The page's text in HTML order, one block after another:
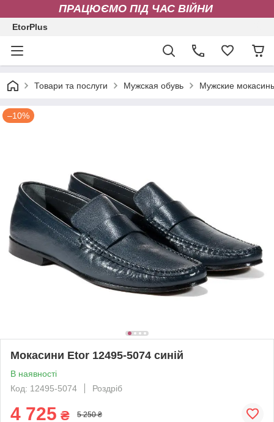
ПРАЦЮЄМО ПІД ЧАС ВІЙНИ
EtorPlus
Товари та послуги Мужская обувь Мужские
–10%
Мокасини Etor 12495-5074 синій
В наявності
Код: 12495-5074
Роздріб
4 725 ₴ 5 250 ₴